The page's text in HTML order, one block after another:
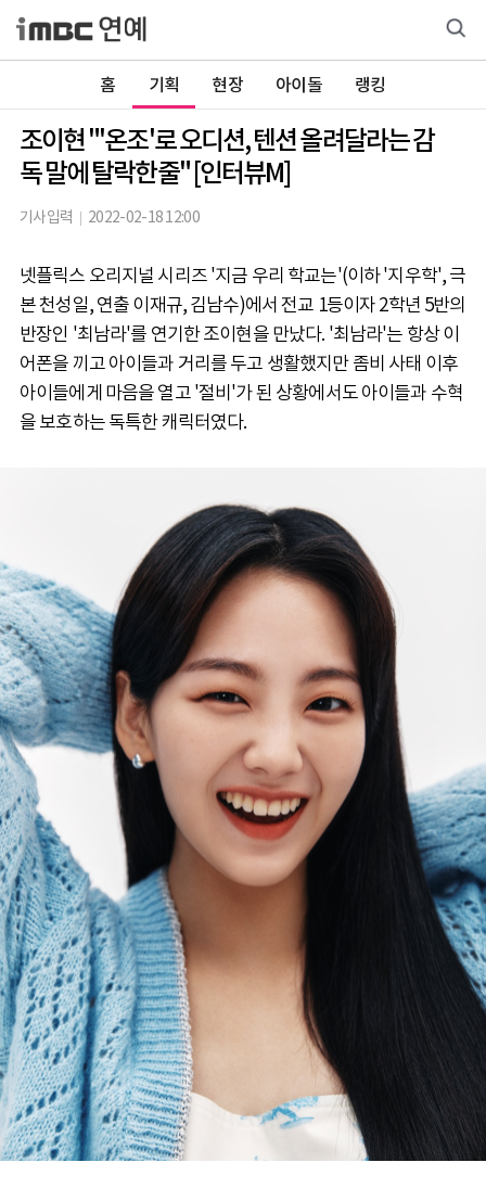
홈 기획 현장 아이돌 랭킹
조이현 "'온조'로 오디션, 텐션 올려달라는 감
독 말에 탈락한줄" [인터뷰M]
기사입력 2022-02-18 12:00
넷플릭스 오리지널 시리즈 '지금 우리 학교는'(이하 '지우학', 극
본 천성일, 연출 이재규, 김남수)에서 전교 1등이자 2학년 5반의
반장인 '최남라'를 연기한 조이현을 만났다. '최남라'는 항상 이
어폰을 끼고 아이들과 거리를 두고 생활했지만 좀비 사태 이후
아이들에게 마음을 열고 '절비'가 된 상황에서도 아이들과 수혁
을 보호하는 독특한 캐릭터였다.